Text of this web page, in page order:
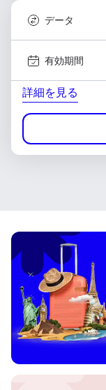
データ
有効期間
詳細を見る